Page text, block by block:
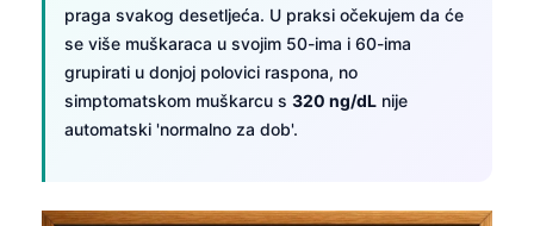
praga svakog desetljeća. U praksi očekujem da će
se više muškaraca u svojim 50-ima i 60-ima
grupirati u donjoj polovici raspona, no
simptomatskom muškarcu s 320 ng/dL nije
automatski 'normalno za dob'.